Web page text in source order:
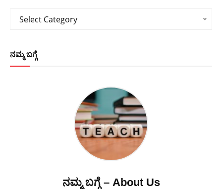
Categories
Select Category
ನಮ್ಮ ಬಗ್ಗೆ
ನಮ್ಮ ಬಗ್ಗೆ – About Us